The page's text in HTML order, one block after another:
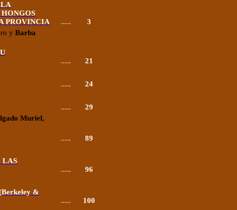
PROVINCIA
.....
3
y Barba
.....
21
.....
24
.....
29
Muriel,
.....
89
LAS
.....
96
&
.....
100